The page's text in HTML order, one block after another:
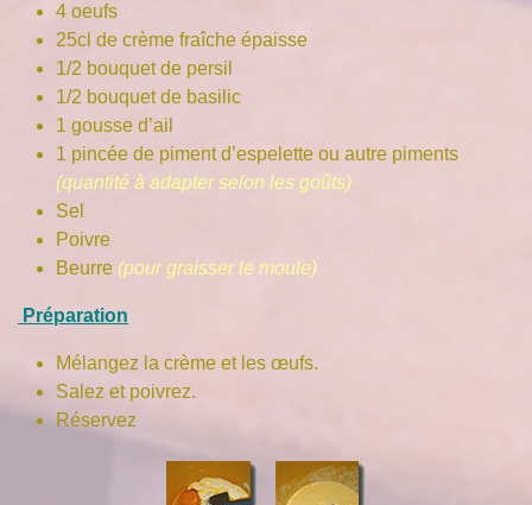
4 oeufs
25cl de crème fraîche épaisse
1/2 bouquet de persil
1/2 bouquet de basilic
1 gousse d’ail
1 pincée de piment d’espelette ou autre piments
(quantité à adapter selon les goûts)
Sel
Poivre
Beurre (pour graisser le moule)
Préparation
Mélangez la crème et les œufs.
Salez et poivrez.
Réservez